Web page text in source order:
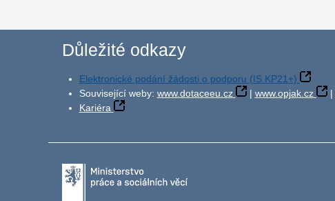
Důležité odkazy
Elektronické podání žádosti o podporu (IS KP21+)
Související weby: www.dotaceeu.cz | www.opjak.cz |
Kariéra